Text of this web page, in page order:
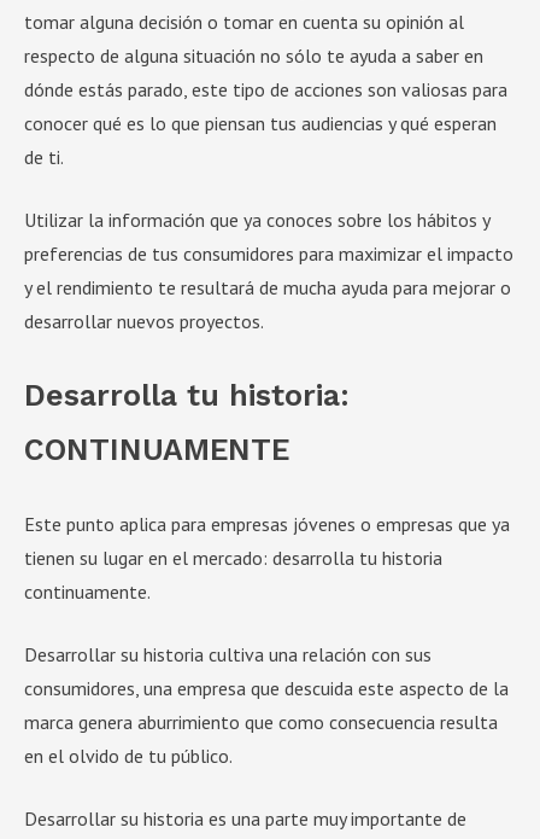
tomar alguna decisión o tomar en cuenta su opinión al
respecto de alguna situación no sólo te ayuda a saber en
dónde estás parado, este tipo de acciones son valiosas para
conocer qué es lo que piensan tus audiencias y qué esperan
de ti.
Utilizar la información que ya conoces sobre los hábitos y
preferencias de tus consumidores para maximizar el impacto
y el rendimiento te resultará de mucha ayuda para mejorar o
desarrollar nuevos proyectos.
Desarrolla tu historia:
CONTINUAMENTE
Este punto aplica para empresas jóvenes o empresas que ya
tienen su lugar en el mercado: desarrolla tu historia
continuamente.
Desarrollar su historia cultiva una relación con sus
consumidores, una empresa que descuida este aspecto de la
marca genera aburrimiento que como consecuencia resulta
en el olvido de tu público.
Desarrollar su historia es una parte muy importante de